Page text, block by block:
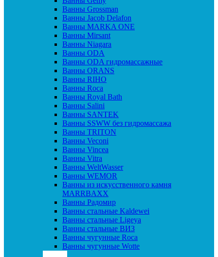
Ванны Grossman
Ванны Jacob Delafon
Ванны MARKA ONE
Ванны Mirsant
Ванны Niagara
Ванны ODA
Ванны ODA гидромассажные
Ванны ORANS
Ванны RIHO
Ванны Roca
Ванны Royal Bath
Ванны Salini
Ванны SANTEK
Ванны SSWW без гидромассажа
Ванны TRITON
Ванны Veconi
Ванны Vincea
Ванны Vitra
Ванны WeltWasser
Ванны WEMOR
Ванны из искусственного камня
MARRBAXX
Ванны Радомир
Ванны стальные Kaldewei
Ванны стальные Ligeya
Ванны стальные ВИЗ
Ванны чугунные Roca
Ванны чугунные Wotte